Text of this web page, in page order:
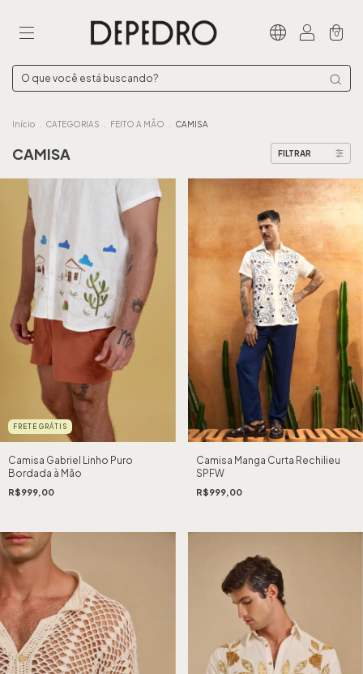
0
Início CATEGORIAS FEITO A MÃO CAMISA
CAMISA FILTRAR
FRETE GRÁTIS
Camisa Gabriel Linho Puro
Bordada à Mão
R$999,00
Camisa Manga Curta Rechilieu
SPFW
R$999,00